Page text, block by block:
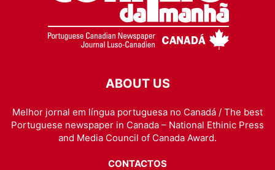
ABOUT US
Melhor jornal em língua portuguesa no Canadá / The best
Portuguese newspaper in Canada – National Ethinic Press
and Media Council of Canada Award.
CONTACTOS